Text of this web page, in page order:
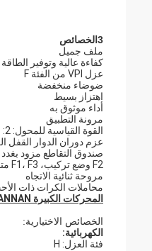
3الخصائص
ملف جميل
كفاءة عالية وتوفير
عزل VPI من الفئة F
ضوضاء منخفضة
اهتزاز بسيط
أداء موثوق به
مرونة التطبيق
القوة القياسية للمحول: 2: 1CT و 10: 1VT عند 380V 50 Hz
عزم دوران الدوار القفل
صندوق التقاطع مزود بغدد
F2 وضع تركيب، F1، F3 متاحة أيضا
مروحة ثنائية الاتجاه
محاملات الكرات ذات
المحركات الكبيرة WANNAN المترية، تصل إلى 2000kW، متوفرة أيضا عند الطلب.
الخصائص الاختيارية:
الكهربائية:
فئة العزل: H